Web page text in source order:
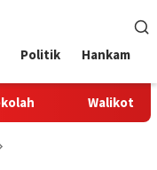
Politik Hankam
Walikota Bogor